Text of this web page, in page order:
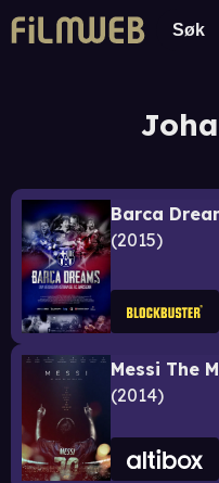
Barca
2015
Messi The
2014